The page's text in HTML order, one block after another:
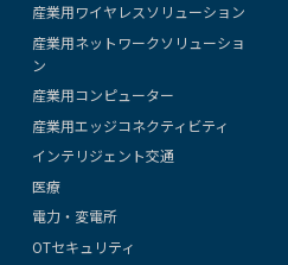
産業用ワイヤレスソリューション
産業用ネットワークソリューショ
ン
産業用コンピューター
産業用エッジコネクティビティ
インテリジェント交通
医療
電力・変電所
OTセキュリティ